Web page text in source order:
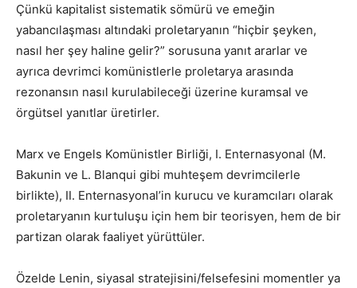
Çünkü kapitalist sistematik sömürü ve emeğin
yabancılaşması altındaki proletaryanın “hiçbir şeyken,
nasıl her şey haline gelir?” sorusuna yanıt ararlar ve
ayrıca devrimci komünistlerle proletarya arasında
rezonansın nasıl kurulabileceği üzerine kuramsal ve
örgütsel yanıtlar üretirler.
Marx ve Engels Komünistler Birliği, I. Enternasyonal (M.
Bakunin ve L. Blanqui gibi muhteşem devrimcilerle
birlikte), II. Enternasyonal’in kurucu ve kuramcıları olarak
proletaryanın kurtuluşu için hem bir teorisyen, hem de bir
partizan olarak faaliyet yürüttüler.
Özelde Lenin, siyasal stratejisini/felsefesini momentler ya